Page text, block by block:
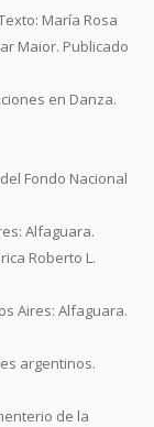
María Rosa
Maior. Publicado
en Danza.
Fondo Nacional
Alfaguara.
Roberto L.
Aires: Alfaguara.
argentinos.
de la